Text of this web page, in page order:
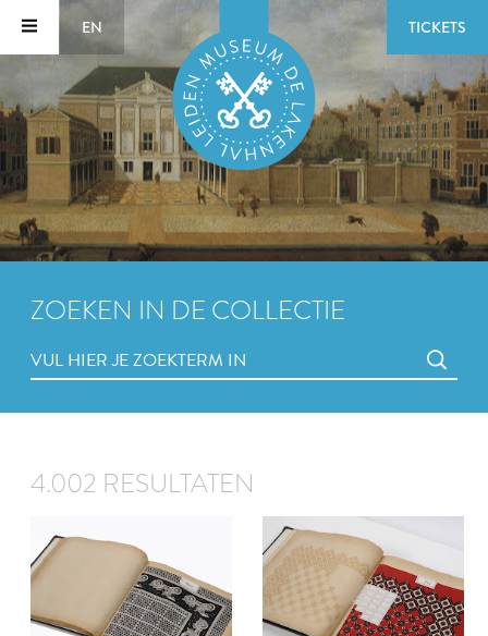
EN TICKETS
ZOEKEN IN DE COLLECTIE
4.002 RESULTATEN